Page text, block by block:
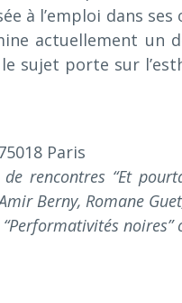
à l’emploi dans
actuellement un
sujet porte sur
Paris
rencontres “Et
Berny, Romane
noires”